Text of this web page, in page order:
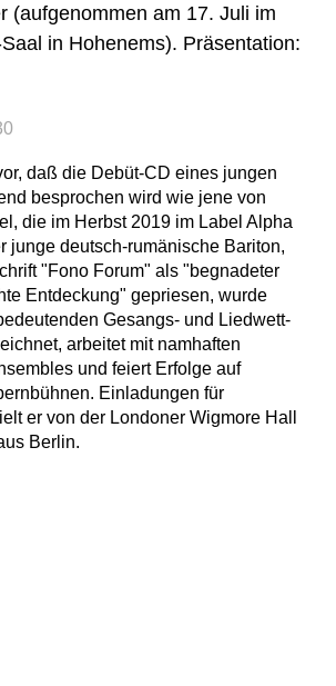
(aufgenommen am 17. Juli im
in Hohenems). Präsentation:
daß die Debüt-CD eines jungen
besprochen wird wie jene von
die im Herbst 2019 im Label Alpha
junge deutsch-rumänische Bariton,
"Fono Forum" als "begnadeter
Entdeckung" gepriesen, wurde
Gesangs- und Liedwett-
arbeitet mit namhaften
und feiert Erfolge auf
Einladungen für
er von der Londoner Wigmore Hall
Berlin.